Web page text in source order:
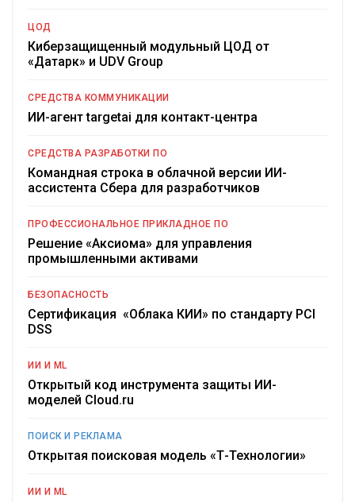
ЦОД
Киберзащищенный модульный ЦОД от
«Датарк» и UDV Group
СРЕДСТВА КОММУНИКАЦИИ
ИИ-агент targetai для контакт-центра
СРЕДСТВА РАЗРАБОТКИ ПО
Командная строка в облачной версии ИИ-
ассистента Сбера для разработчиков
ПРОФЕССИОНАЛЬНОЕ ПРИКЛАДНОЕ ПО
Решение «Аксиома» для управления
промышленными активами
БЕЗОПАСНОСТЬ
Сертификация «Облака КИИ» по стандарту PCI
DSS
ИИ И ML
Открытый код инструмента защиты ИИ-
моделей Cloud.ru
ПОИСК И РЕКЛАМА
Открытая поисковая модель «Т-Технологии»
ИИ И ML